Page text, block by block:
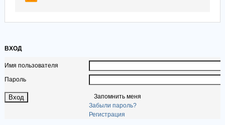
ВХОД
Имя пользователя
Пароль
Запомнить меня
Забыли пароль?
Регистрация